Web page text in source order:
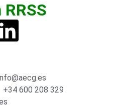
+34 600 208 329